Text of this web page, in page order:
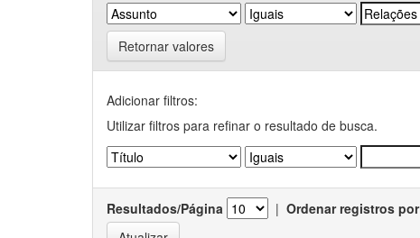
Retornar valores
Adicionar filtros:
Utilizar filtros para refinar o resultado de busca.
Resultados/Página | Ordenar registros por